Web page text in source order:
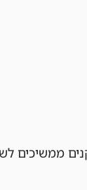
ממשיכים